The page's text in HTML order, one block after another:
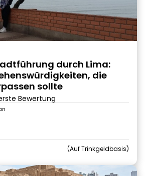
durch Lima:
die
sollte
Bewertung
Auf Trinkgeldbasis